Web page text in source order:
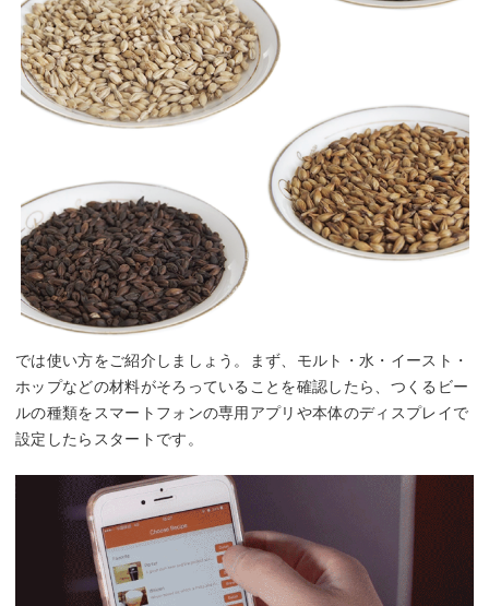
では使い方をご紹介しましょう。まず、モルト・水・イースト・
ホップなどの材料がそろっていることを確認したら、つくるビー
ルの種類をスマートフォンの専用アプリや本体のディスプレイで
設定したらスタートです。